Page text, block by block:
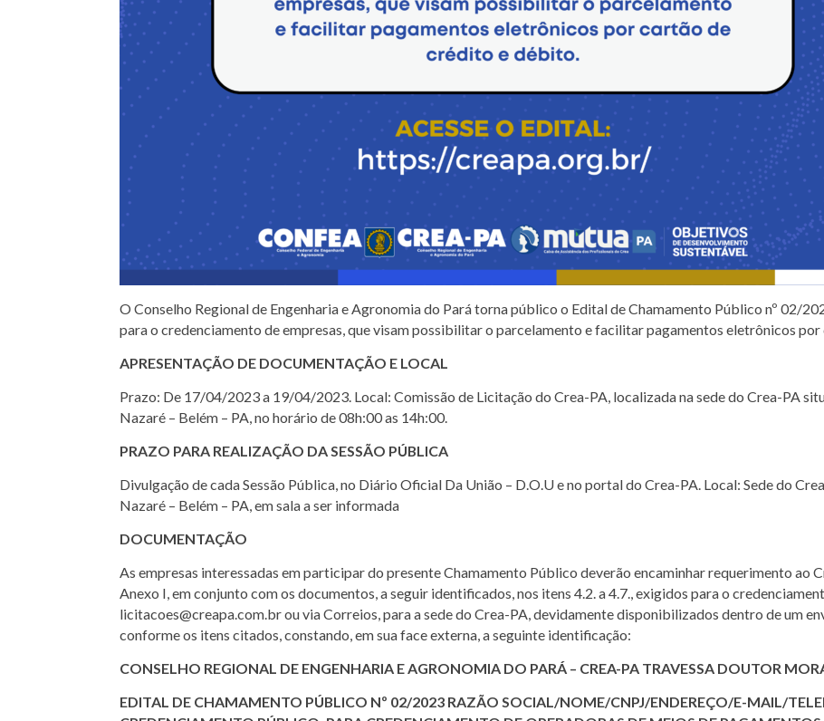
O Conselho Regional de Engenharia e Agronomia do Pará torna público o Edital de Chamamento Público nº 02/
para o credenciamento de empresas, que visam possibilitar o parcelamento e facilitar pagamentos eletrônicos
APRESENTAÇÃO DE DOCUMENTAÇÃO E LOCAL
Prazo: De 17/04/2023 a 19/04/2023. Local: Comissão de Licitação do Crea-PA, localizada na sede do Crea-PA
Nazaré – Belém – PA, no horário de 08h:00 as 14h:00.
PRAZO PARA REALIZAÇÃO DA SESSÃO PÚBLICA
Divulgação de cada Sessão Pública, no Diário Oficial Da União – D.O.U e no portal do Crea-PA. Local: Sede do
Nazaré – Belém – PA, em sala a ser informada
DOCUMENTAÇÃO
As empresas interessadas em participar do presente Chamamento Público deverão encaminhar requerimento ao
Anexo I, em conjunto com os documentos, a seguir identificados, nos itens 4.2. a 4.7., exigidos para o
licitacoes@creapa.com.br ou via Correios, para a sede do Crea-PA, devidamente disponibilizados dentro de um
conforme os itens citados, constando, em sua face externa, a seguinte identificação:
CONSELHO REGIONAL DE ENGENHARIA E AGRONOMIA DO PARÁ – CREA-PA TRAVESSA DOUTOR
EDITAL DE CHAMAMENTO PÚBLICO Nº 02/2023 RAZÃO SOCIAL/NOME/CNPJ/ENDEREÇO/E-MAIL/